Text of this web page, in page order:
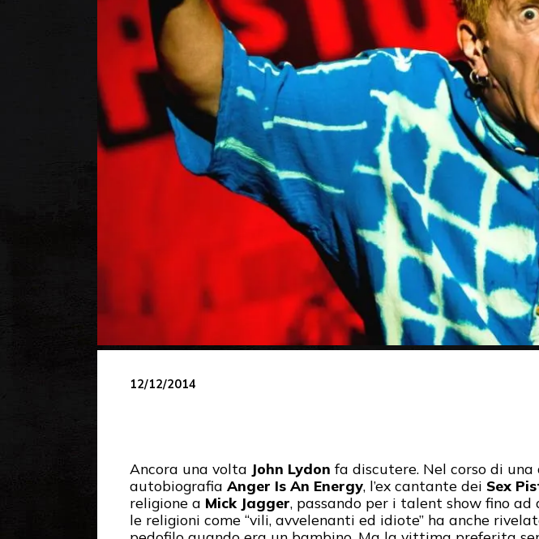
12/12/2014
Ancora una volta John Lydon fa discutere. Nel corso di una
autobiografia Anger Is An Energy, l’ex cantante dei Sex
religione a Mick Jagger, passando per i talent show fino
le religioni come “vili, avvelenanti ed idiote” ha anche